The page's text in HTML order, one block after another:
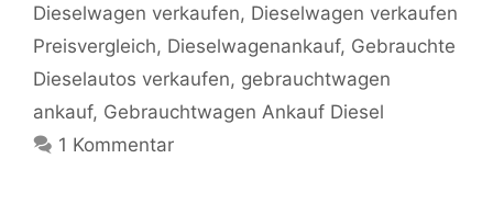
Dieselwagen verkaufen, Dieselwagen verkaufen
Preisvergleich, Dieselwagenankauf, Gebrauchte
Dieselautos verkaufen, gebrauchtwagen
ankauf, Gebrauchtwagen Ankauf Diesel
1 Kommentar